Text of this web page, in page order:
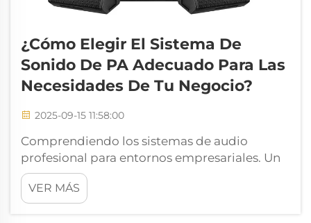
¿Cómo Elegir El Sistema De
Sonido De PA Adecuado Para Las
Necesidades De Tu Negocio?
2025-09-15 11:58:00
Comprendiendo los sistemas de audio
profesional para entornos empresariales. Un
sistema de sonido de PA bien diseñado
constituye la columna vertebral de una
comunicación de audio eficaz en cualquier
VER MÁS